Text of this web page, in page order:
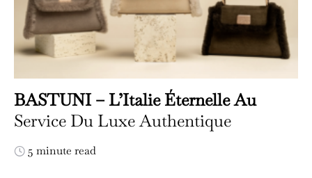
BASTUNI – L’Italie Éternelle Au
Service Du Luxe Authentique
5 minute read